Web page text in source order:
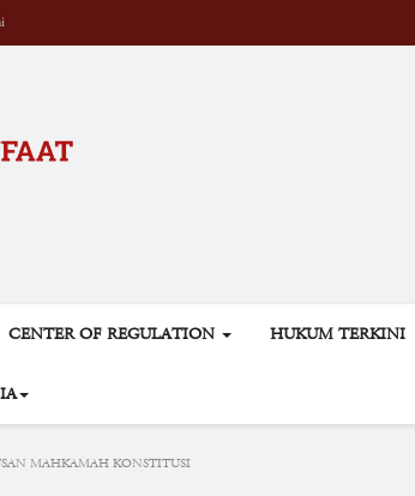
CENTER OF REGULATION HUKUM TERKINI
MAHKAMAH KONSTITUSI